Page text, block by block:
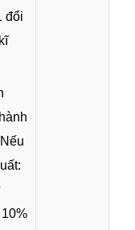
đổi